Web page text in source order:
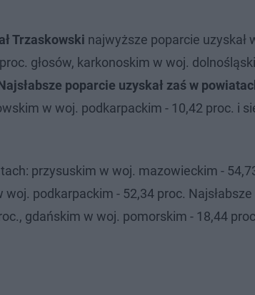
Trzaskowski najwyższe poparcie uzyskał
głosów, karkonoskim w woj.
poparcie uzyskał zaś w
w woj. podkarpackim - 10,42 proc. i
przysuskim w woj. mazowieckim -
woj. podkarpackim - 52,34 proc.
gdańskim w woj. pomorskim - 18,44